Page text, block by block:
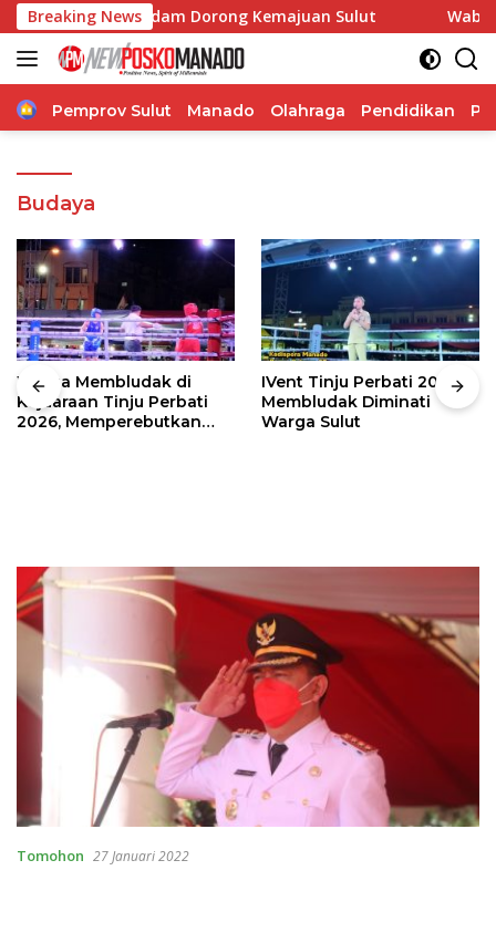
Langsung
ke
konten
Breaking News
Pangdam Dorong Kemajuan Sulut Wabup
Home
Pemprov Sulut Manado Olahraga Pendidikan
Budaya
Warga Membludak di
Kejuaraan Tinju Perbati
2026, Memperebutkan
IVent Tinju Perbati 2026
Membludak Diminati
Warga Sulut
Tomohon 27 Januari 2022